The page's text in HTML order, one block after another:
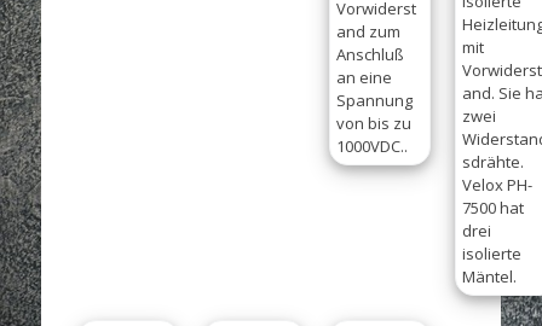
Vorwiderst
and zum
Anschluß
an eine
Spannung
von bis zu
1000VDC..
mit
Vorwiderst
and. Sie
zwei
sdrähte.
Velox PH-
7500 hat
drei
isolierte
Mäntel.